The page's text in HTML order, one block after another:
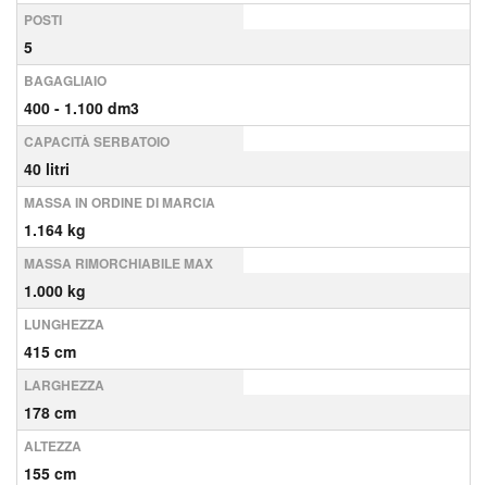
POSTI
5
BAGAGLIAIO
400 - 1.100 dm3
CAPACITÀ SERBATOIO
40 litri
MASSA IN ORDINE DI MARCIA
1.164 kg
MASSA RIMORCHIABILE MAX
1.000 kg
LUNGHEZZA
415 cm
LARGHEZZA
178 cm
ALTEZZA
155 cm